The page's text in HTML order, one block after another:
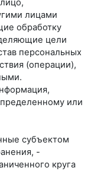
лицами
обработку
цели
персональных
(операции),
или
субъектом
-
круга